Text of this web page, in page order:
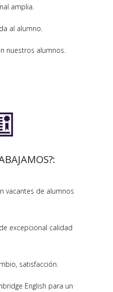
amplia.
al alumno.
nuestros alumnos.
vacantes de alumnos
excepcional calidad
satisfacción.
English para un